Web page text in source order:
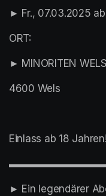
► Fr., 07.03.2025
ORT:
► MINORITEN
4600 Wels
Einlass ab 18 Jahren!
► Ein legendärer